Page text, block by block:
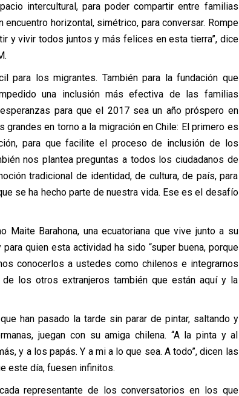
intercultural, para poder compartir entre familias
horizontal, simétrico, para conversar. Rompe
y vivir todos juntos y más felices en esta tierra”, dice
para los migrantes. También para la fundación que
una inclusión más efectiva de las familias
para que el 2017 sea un año próspero en
en torno a la migración en Chile: El primero es
para que facilite el proceso de inclusión de los
nos plantea preguntas a todos los ciudadanos de
tradicional de identidad, de cultura, de país, para
se ha hecho parte de nuestra vida. Ese es el desafío
Barahona, una ecuatoriana que vive junto a su
quien esta actividad ha sido “super buena, porque
conocerlos a ustedes como chilenos e integrarnos
los otros extranjeros también que están aquí y la
han pasado la tarde sin parar de pintar, saltando y
juegan con su amiga chilena. “A la pinta y al
y a los papás. Y a mi a lo que sea. A todo”, dicen las
este día, fuesen infinitos.
representante de los conversatorios en los que